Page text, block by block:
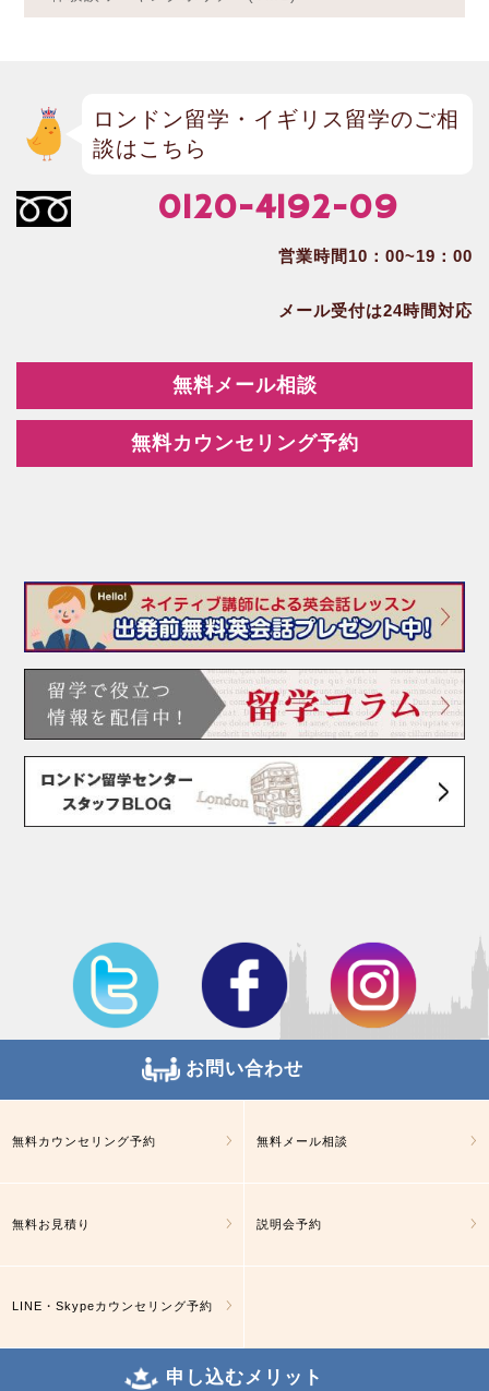
ロンドン留学・イギリス留学のご相
談はこちら
0120-4192-09
営業時間10：00~19：00
メール受付は24時間対応
無料メール相談
無料カウンセリング予約
お問い合わせ
無料カウンセリング予約 無料メール相談
無料お見積り 説明会予約
LINE・Skypeカウンセリング予約
申し込むメリット